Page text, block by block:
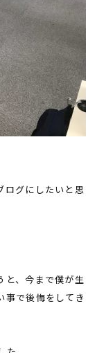
ログにしたいと思
と、今まで僕が生
事で後悔をしてき